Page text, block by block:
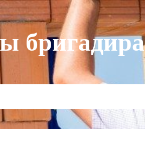
бригадира